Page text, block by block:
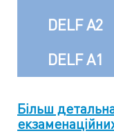
DELF A2
DELF A1
Більш